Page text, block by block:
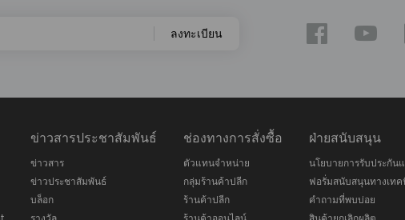
ลงทะเบียน
ข่าวสารประชาสัมพันธ์
ข่าวสาร
ข่าวประชาสัมพันธ์
บล็อก
ช่องทางการสั่งซื้อ
ตัวแทนจำหน่าย
กลุ่มร้านค้าปลีก
ร้านค้าปลีก
ฝ่ายสนับสนุน
นโยบายการรับประกัน
ฟอรั่มสนับสนุนทางเทค
คำถามที่พบบ่อย